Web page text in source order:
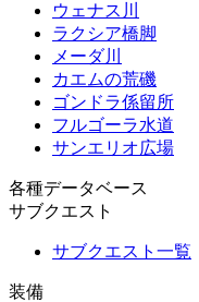
ウェナス川
ラクシア橋脚
メーダ川
カエムの荒磯
ゴンドラ係留所
フルゴーラ水道
サンエリオ広場
各種データベース
サブクエスト
サブクエスト一覧
装備